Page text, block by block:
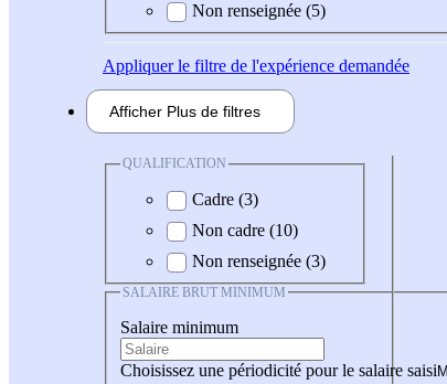
Non renseignée (5)
Appliquerle filtre de l'expérience demandée
Afficher Plus de filtres
QUALIFICATION
Cadre (3)
Non cadre (10)
Non renseignée (3)
SALAIRE BRUT MINIMUM
Salaire minimum
Choisissez une périodicité pour le salaire saisi